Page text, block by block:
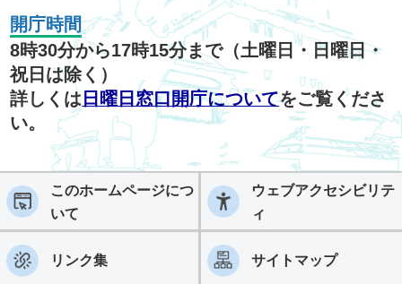
開庁時間
8時30分から17時15分まで（土曜日・日曜日・
祝日は除く）
詳しくは 日曜日窓口開庁についてをご覧くださ
い。
このホームページにつ
いて
ウェブアクセシビリテ
ィ
リンク集 サイトマップ